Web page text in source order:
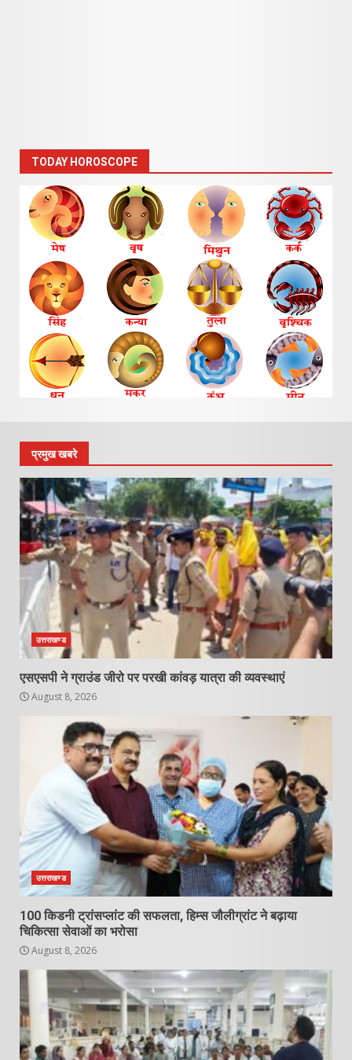
TODAY HOROSCOPE
प्रमुख खबरे
उत्तराखण्ड
एसएसपी ने ग्राउंड जीरो पर परखी कांवड़ यात्रा की व्यवस्थाएं
August 8, 2026
उत्तराखण्ड
100 किडनी ट्रांसप्लांट की सफलता, हिम्स जौलीग्रांट ने बढ़ाया
चिकित्सा सेवाओं का भरोसा
August 8, 2026